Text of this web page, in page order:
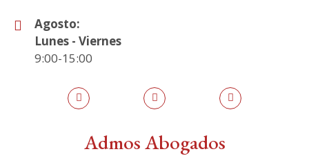
Agosto:
Lunes - Viernes
9:00-15:00
Admos Abogados